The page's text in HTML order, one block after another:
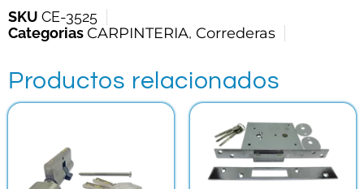
SKU CE-3525
Categorias CARPINTERIA, Correderas
Productos relacionados